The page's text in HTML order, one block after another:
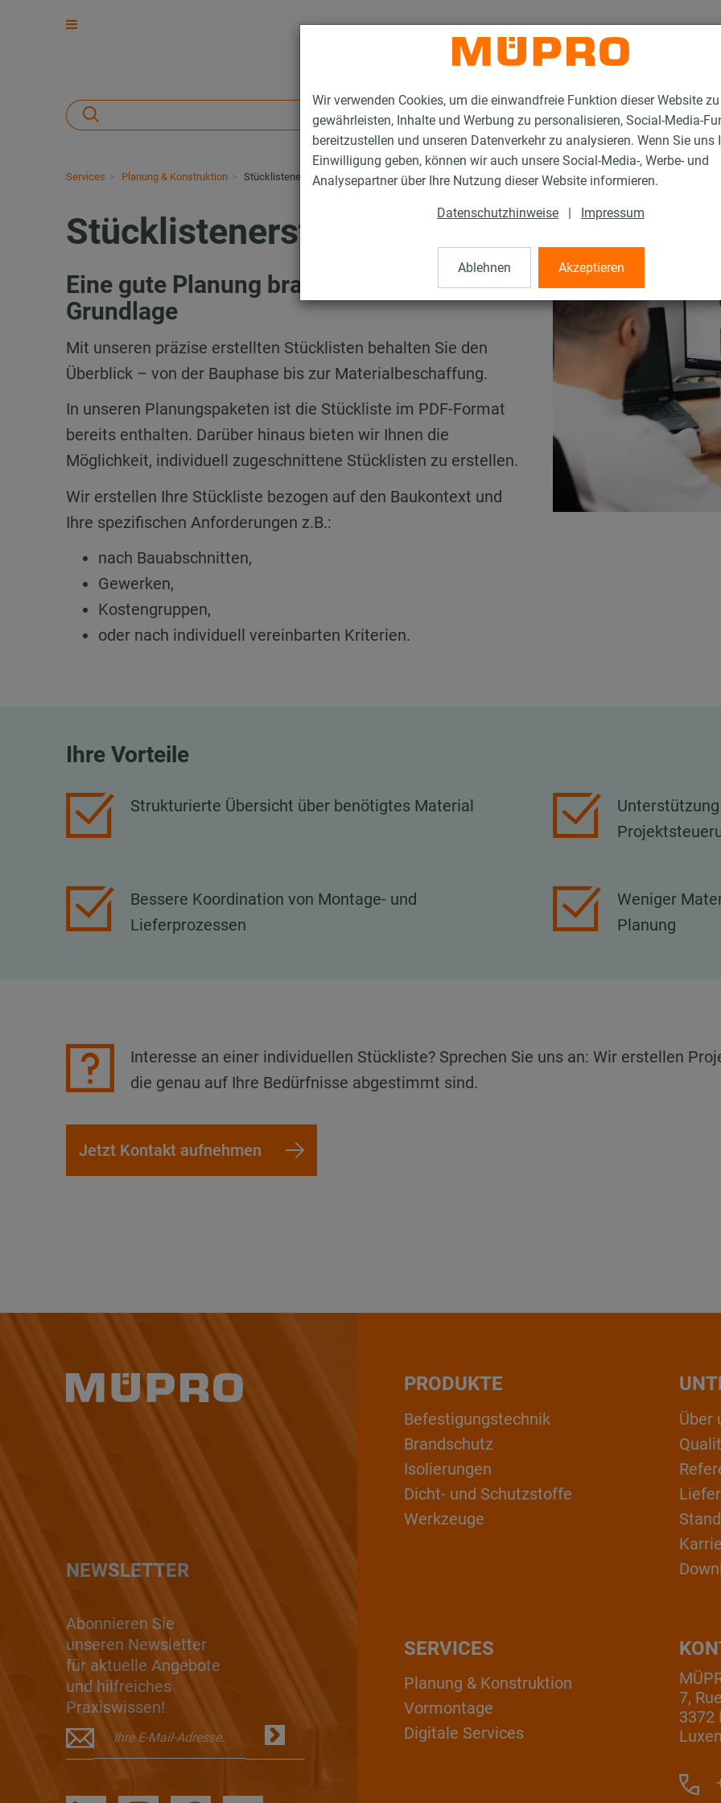
Wir verwenden Cookies, um die einwandfreie Funktion dieser Website zu
gewährleisten, Inhalte und Werbung zu personalisieren, Social-Media-
bereitzustellen und unseren Datenverkehr zu analysieren. Wenn Sie uns
Einwilligung geben, können wir auch unsere Social-Media-, Werbe- und
Analysepartner über Ihre Nutzung dieser Website informieren.
Datenschutzhinweise | Impressum
Ablehnen Akzeptieren
Services Planung & Konstruktion Stücklistenerstellung
Stücklistenerstellung
Eine gute Planung braucht eine saubere
Grundlage
Mit unseren präzise erstellten Stücklisten behalten Sie den
Überblick – von der Bauphase bis zur Materialbeschaffung.
In unseren Planungspaketen ist die Stückliste im PDF-Format
bereits enthalten. Darüber hinaus bieten wir Ihnen die
Möglichkeit, individuell zugeschnittene Stücklisten zu erstellen.
Wir erstellen Ihre Stückliste bezogen auf den Baukontext und
Ihre spezifischen Anforderungen z.B.:
nach Bauabschnitten,
Gewerken,
Kostengruppen,
oder nach individuell vereinbarten Kriterien.
Ihre Vorteile
Strukturierte Übersicht über benötigtes Material
Bessere Koordination von Montage- und
Lieferprozessen
Weniger
Planung
Interesse an einer individuellen Stückliste? Sprechen Sie uns an: Wir erstellen
die genau auf Ihre Bedürfnisse abgestimmt sind.
Jetzt Kontakt aufnehmen
NEWSLETTER
Abonnieren Sie
unseren Newsletter
für aktuelle Angebote
und hilfreiches
Praxiswissen!
PRODUKTE
Befestigungstechnik
Brandschutz
Isolierungen
Dicht- und Schutzstoffe
Werkzeuge
Über
7,
3372
SERVICES
Planung & Konstruktion
Vormontage
Digitale Services